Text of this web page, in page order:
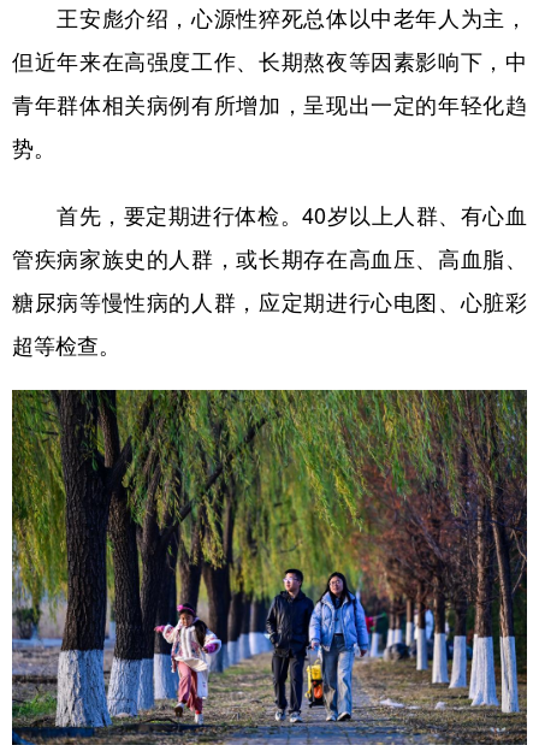
王安彪介绍，心源性猝死总体以中老年人为主，
但近年来在高强度工作、长期熬夜等因素影响下，中
青年群体相关病例有所增加，呈现出一定的年轻化趋
势。
首先，要定期进行体检。40岁以上人群、有心血
管疾病家族史的人群，或长期存在高血压、高血脂、
糖尿病等慢性病的人群，应定期进行心电图、心脏彩
超等检查。